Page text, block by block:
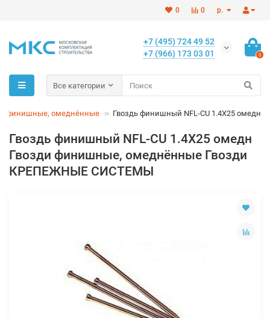
р.
0
0
+7 (495) 724 49 52
+7 (966) 173 03 01
0
Все категории
финишные, омеднённые Гвоздь финишный NFL-CU 1.4X25 омедн
Гвоздь финишный NFL-CU 1.4X25 омедн
Гвозди финишные, омеднённые Гвозди
КРЕПЕЖНЫЕ СИСТЕМЫ